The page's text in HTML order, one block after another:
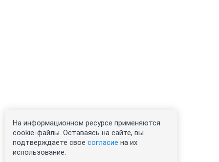
На информационном ресурсе применяются
cookie-файлы. Оставаясь на сайте, вы
подтверждаете свое согласие на их
использование.